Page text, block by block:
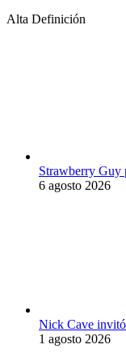
Alta Definición
Strawberry Guy
6 agosto 2026
Nick Cave
1 agosto 2026